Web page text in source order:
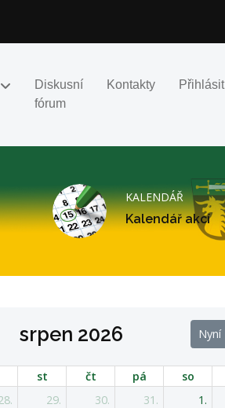
Diskusní
fórum
Kontakty Přihlásit
KALENDÁŘ
Kalendář akcí
srpen 2026 Nyní
st čt pá so
29. 30. 31. 1.